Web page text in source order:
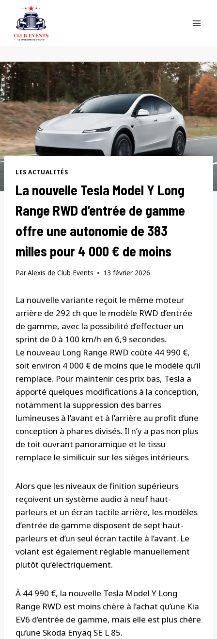
content
LES ACTUALITÉS
La nouvelle Tesla Model Y Long
Range RWD d’entrée de gamme
offre une autonomie de 383
milles pour 4 000 € de moins
ParAlexis de Club Events 13 février 2026
La nouvelle variante reçoit le même moteur
arrière de 292 ch que le modèle RWD d’entrée
de gamme, avec la possibilité d’effectuer un
sprint de 0 à 100 km/h en 6,9 secondes.
Le nouveau Long Range RWD coûte 44 990 €,
soit environ 4 000 € de moins que le modèle qu’il
remplace. Pour maintenir ces prix bas, Tesla a
apporté quelques modifications à la conception,
notamment la suppression des barres
lumineuses à l’avant et à l’arrière au profit d’une
conception à phares divisés. Il n’y a pas non plus
de toit ouvrant panoramique et le tissu
remplace le similicuir sur les sièges intérieurs.
Alors que les niveaux de finition supérieurs
reçoivent un système audio à neuf haut-
parleurs et un écran tactile arrière, les modèles
d’entrée de gamme disposent de sept haut-
parleurs et d’un seul écran tactile à l’avant. Le
volant est également réglable manuellement
plutôt qu’électriquement.
À 44 990 €, la nouvelle Tesla Model Y Long
Range RWD est moins chère à l’achat qu’une Kia
EV6 d’entrée de gamme, mais elle est plus chère
qu’une Skoda Enyaq SE L 85.